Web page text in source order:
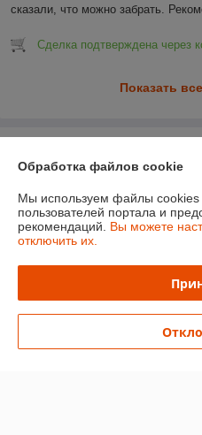
сказали, что можно забрать.
Сделка подтверждена через
Показать
Доставка и оплата
Полная версия сайта
Обработка файлов cookie
Мы используем файлы cookies
пользователей портала и
рекомендаций. Вы можете
отключить их.